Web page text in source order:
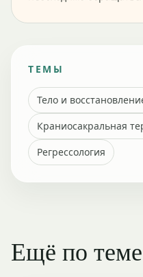
ТЕМЫ
Тело и
Краниосакральная
Регрессология
Ещё по теме